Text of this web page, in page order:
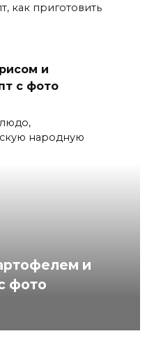
как приготовить
и
с фото
народную
и
фото